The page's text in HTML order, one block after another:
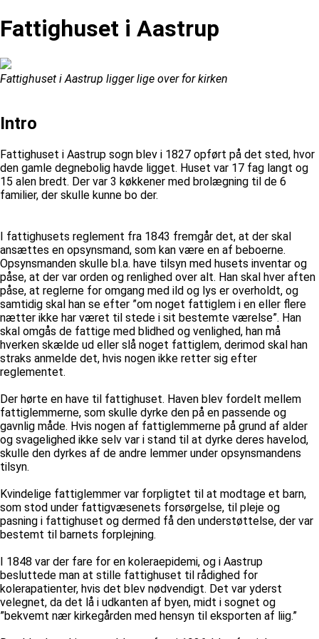
Fattighuset i Aastrup
Fattighuset i Aastrup ligger lige over for kirken
Intro
Fattighuset i Aastrup sogn blev i 1827 opført på det sted, hvor
den gamle degnebolig havde ligget. Huset var 17 fag langt og
15 alen bredt. Der var 3 køkkener med brolægning til de 6
familier, der skulle kunne bo der.
I fattighusets reglement fra 1843 fremgår det, at der skal
ansættes en opsynsmand, som kan være en af beboerne.
Opsynsmanden skulle bl.a. have tilsyn med husets inventar og
påse, at der var orden og renlighed over alt. Han skal hver aften
påse, at reglerne for omgang med ild og lys er overholdt, og
samtidig skal han se efter ”om noget fattiglem i en eller flere
nætter ikke har været til stede i sit bestemte værelse”. Han
skal omgås de fattige med blidhed og venlighed, han må
hverken skælde ud eller slå noget fattiglem, derimod skal han
straks anmelde det, hvis nogen ikke retter sig efter
reglementet.
Der hørte en have til fattighuset. Haven blev fordelt mellem
fattiglemmerne, som skulle dyrke den på en passende og
gavnlig måde. Hvis nogen af fattiglemmerne på grund af alder
og svagelighed ikke selv var i stand til at dyrke deres havelod,
skulle den dyrkes af de andre lemmer under opsynsmandens
tilsyn.
Kvindelige fattiglemmer var forpligtet til at modtage et barn,
som stod under fattigvæsenets forsørgelse, til pleje og
pasning i fattighuset og dermed få den understøttelse, der var
bestemt til barnets forplejning.
I 1848 var der fare for en koleraepidemi, og i Aastrup
besluttede man at stille fattighuset til rådighed for
kolerapatienter, hvis det blev nødvendigt. Det var yderst
velegnet, da det lå i udkanten af byen, midt i sognet og
”bekvemt nær kirkegården med hensyn til eksporten af liig.”